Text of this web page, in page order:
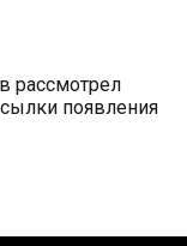
рассмотрел
появления